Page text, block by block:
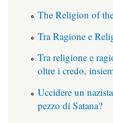
The Religion of
Tra Ragione e
Tra religione e
oltre i credo,
Uccidere un
pezzo di Satana?